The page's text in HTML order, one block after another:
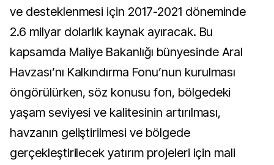
ve desteklenmesi için 2017-2021 döneminde
2.6 milyar dolarlık kaynak ayıracak. Bu
kapsamda Maliye Bakanlığı bünyesinde Aral
Havzası’nı Kalkındırma Fonu’nun kurulması
öngörülürken, söz konusu fon, bölgedeki
yaşam seviyesi ve kalitesinin artırılması,
havzanın geliştirilmesi ve bölgede
gerçekleştirilecek yatırım projeleri için mali